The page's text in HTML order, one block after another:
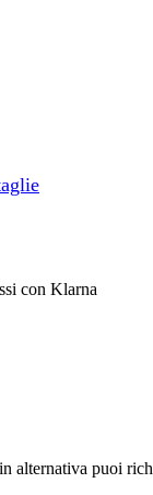
con Klarna
alternativa puoi